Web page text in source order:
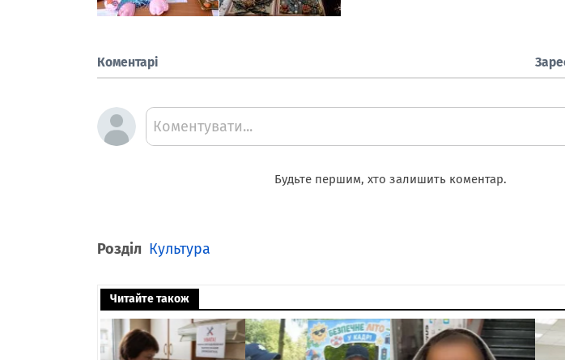
Коментарі
Коментувати...
Будьте першим, хто залишить коментар.
Розділ Культура
Читайте також